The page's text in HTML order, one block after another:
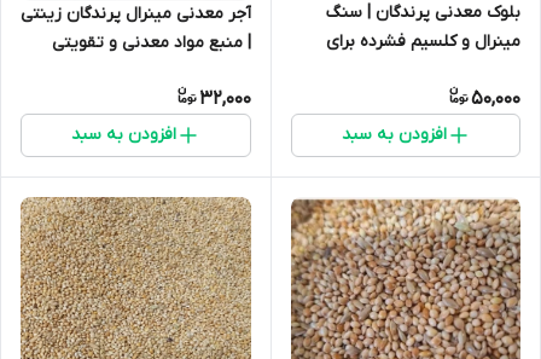
بلوک معدنی پرندگان | سنگ
مینرال و کلسیم فشرده برای
50,000
افزودن به سبد
آجر معدنی مینرال پرندگان زینتی
| منبع مواد معدنی و تقویتی
32,000
افزودن به سبد